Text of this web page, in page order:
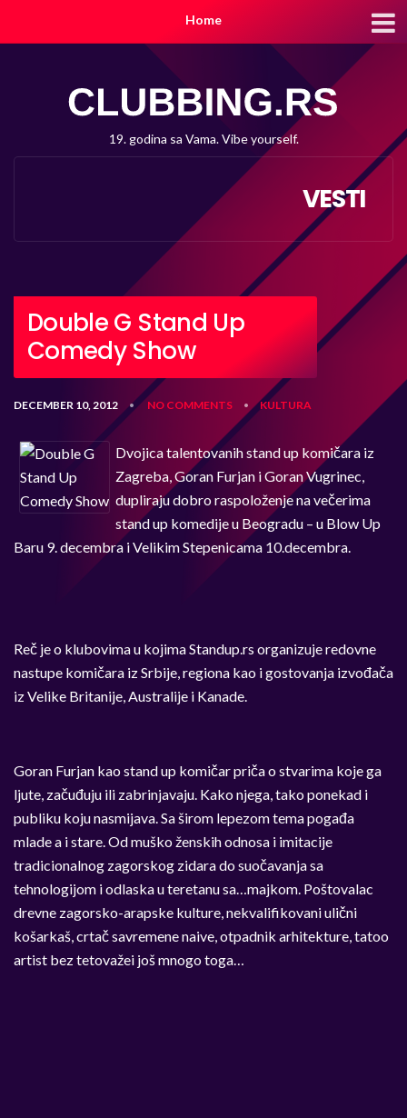
Home
19. godina sa Vama. Vibe yourself.
VESTI
Double G Stand Up
Comedy Show
DECEMBER 10, 2012 • NO COMMENTS • KULTURA
Dvojica talentovanih stand up komičara iz
Zagreba, Goran Furjan i Goran Vugrinec,
dupliraju dobro raspoloženje na večerima
stand up komedije u Beogradu – u Blow Up
Baru 9. decembra i Velikim Stepenicama 10.decembra.
Reč je o klubovima u kojima Standup.rs organizuje redovne
nastupe komičara iz Srbije, regiona kao i gostovanja izvođača
iz Velike Britanije, Australije i Kanade.
Goran Furjan kao stand up komičar priča o stvarima koje ga
ljute, začuđuju ili zabrinjavaju. Kako njega, tako ponekad i
publiku koju nasmijava. Sa širom lepezom tema pogađa
mlade a i stare. Od muško ženskih odnosa i imitacije
tradicionalnog zagorskog zidara do suočavanja sa
tehnologijom i odlaska u teretanu sa…majkom. Poštovalac
drevne zagorsko-arapske kulture, nekvalifikovani ulični
košarkaš, crtač savremene naive, otpadnik arhitekture, tatoo
artist bez tetovažei još mnogo toga…